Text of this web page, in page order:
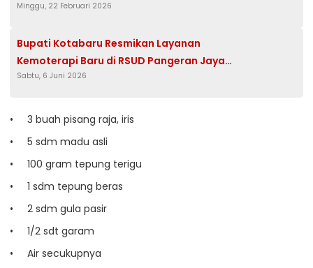
Minggu, 22 Februari 2026
Bupati Kotabaru Resmikan Layanan
Kemoterapi Baru di RSUD Pangeran Jaya
Sumitra, Tingkatkan Akses Pengobatan
Sabtu, 6 Juni 2026
3 buah pisang raja, iris
5 sdm madu asli
100 gram tepung terigu
1 sdm tepung beras
2 sdm gula pasir
1/2 sdt garam
Air secukupnya